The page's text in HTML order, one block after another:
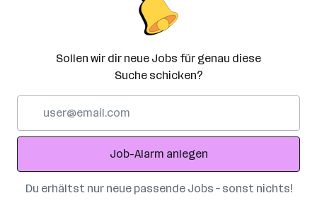
Sollen wir dir neue Jobs für genau diese
Suche schicken?
Adresse
Job-Alarm anlegen
Du erhältst nur neue passende Jobs – sonst nichts!